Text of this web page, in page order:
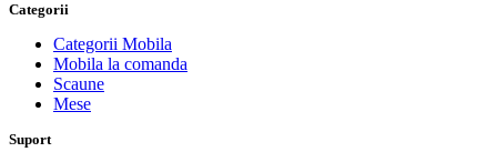
Categorii
Categorii Mobila
Mobila la comanda
Scaune
Mese
Suport